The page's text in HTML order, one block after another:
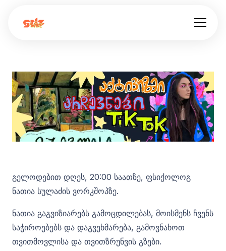
გელოდებით დღეს, 20:00 საათზე, ფსიქოლოგ
ნათია სულაძის ვორკშოპზე.
ნათია გაგვიზიარებს გამოცდილებას, მოისმენს ჩვენს
საჭიროებებს და დაგვეხმარება, გამოვნახოთ
თვითმოვლისა და თვითზრუნვის გზები.